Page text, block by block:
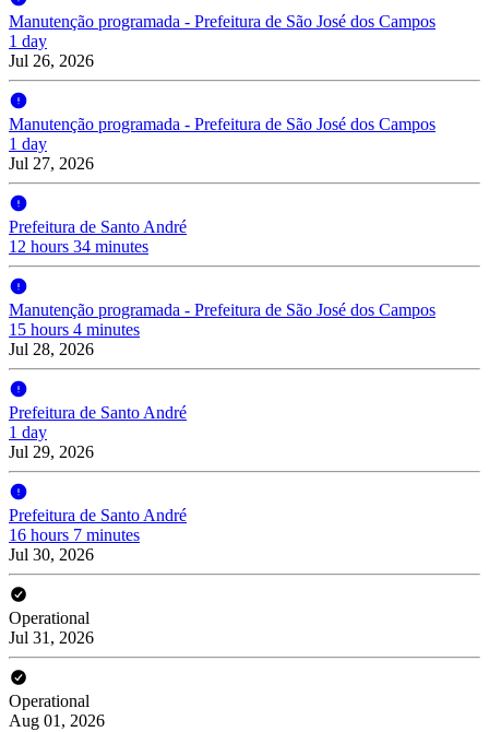
Manutenção programada - Prefeitura de São José dos Campos
1 day
Jul 26, 2026
Manutenção programada - Prefeitura de São José dos Campos
1 day
Jul 27, 2026
Prefeitura de Santo André
12 hours 34 minutes
Manutenção programada - Prefeitura de São José dos Campos
15 hours 4 minutes
Jul 28, 2026
Prefeitura de Santo André
1 day
Jul 29, 2026
Prefeitura de Santo André
16 hours 7 minutes
Jul 30, 2026
Operational
Jul 31, 2026
Operational
Aug 01, 2026